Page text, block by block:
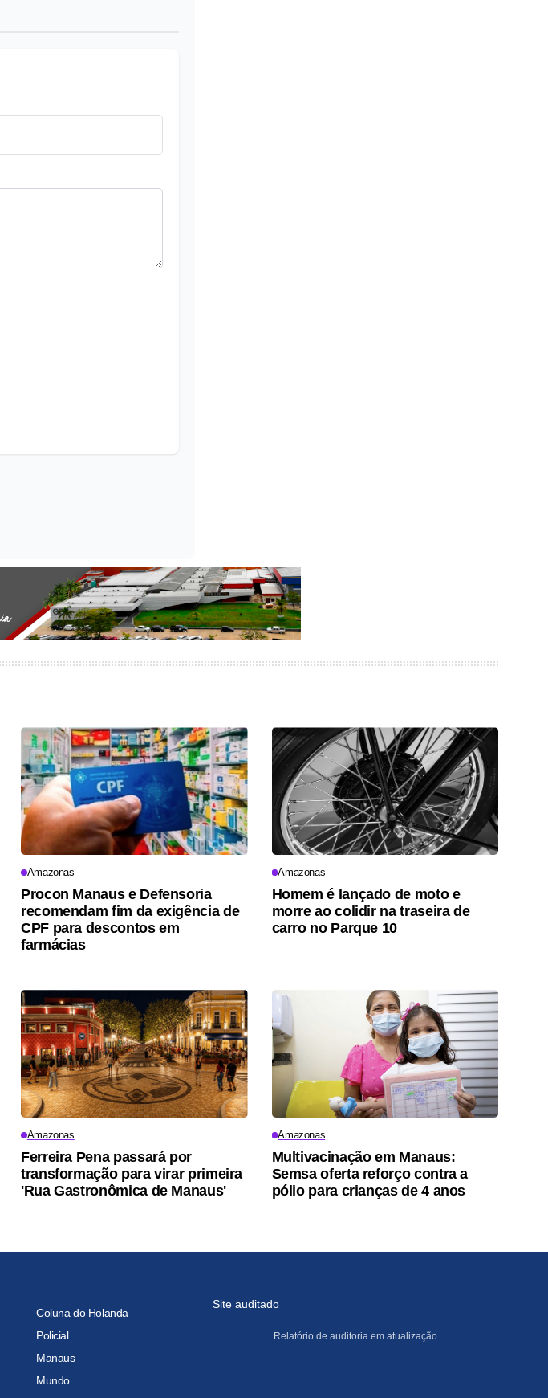
Amazonas
Procon Manaus e Defensoria
recomendam fim da exigência de
CPF para descontos em
farmácias
Amazonas
Homem é lançado de moto e
morre ao colidir na traseira de
carro no Parque 10
Amazonas
Ferreira Pena passará por
transformação para virar primeira
'Rua Gastronômica de Manaus'
Amazonas
Multivacinação em Manaus:
Semsa oferta reforço contra a
pólio para crianças de 4 anos
Coluna do Holanda
Policial
Manaus
Mundo
Site auditado
Relatório de auditoria em atualização